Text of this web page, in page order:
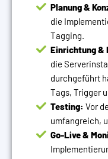
Planung &
die
Tagging.
Einrichtung &
die
durchgeführt
Tags, Trigger
Testing: Vor
umfangreich,
Go-Live &